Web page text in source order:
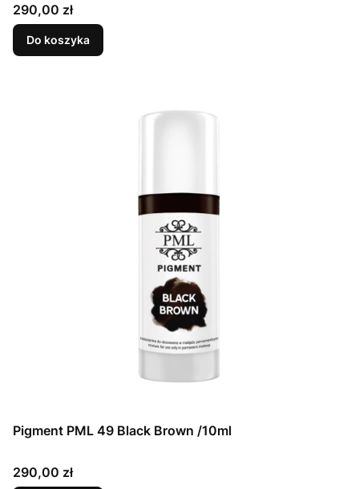
Cena
290,00 zł
Do koszyka
Pigment PML 49 Black Brown /10ml
Cena
290,00 zł